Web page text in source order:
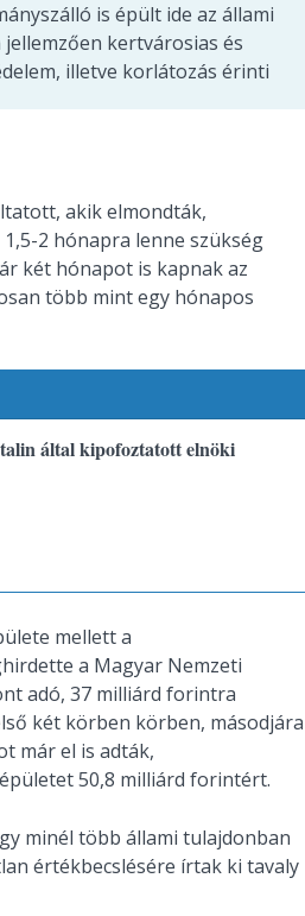
is épült ide az állami
kertvárosias és
illetve korlátozás érinti
akik elmondták,
2 hónapra lenne szükség
két hónapot is kapnak az
több mint egy hónapos
által kipofoztatott elnöki
mellett a
a Magyar Nemzeti
adó, 37 milliárd forintra
két körben körben, másodjára
már el is adták,
50,8 milliárd forintért.
minél több állami tulajdonban
értékbecslésére írtak ki tavaly